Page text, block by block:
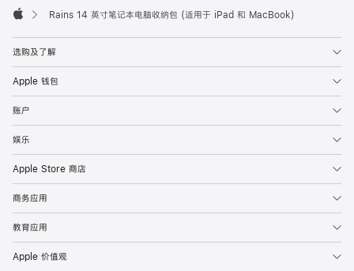
脚
Rains 14 英寸笔记本电脑收纳包 (适用于 iPad 和 MacBook)
选购及了解
Apple 钱包
账户
娱乐
Apple Store 商店
商务应用
教育应用
Apple 价值观